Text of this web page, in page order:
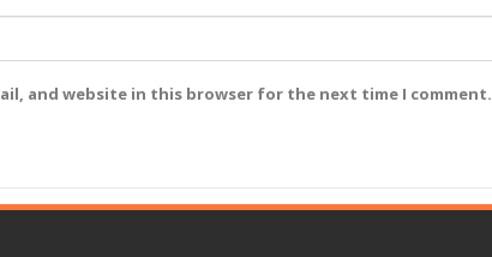
and website in this browser for the next time I comment.